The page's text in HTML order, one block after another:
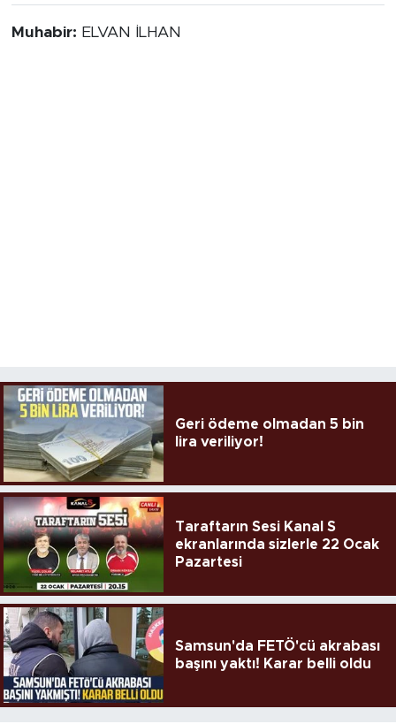
Muhabir: ELVAN İLHAN
Geri ödeme olmadan 5 bin
lira veriliyor!
Taraftarın Sesi Kanal S
ekranlarında sizlerle 22 Ocak
Pazartesi
Samsun'da FETÖ'cü akrabası
başını yaktı! Karar belli oldu